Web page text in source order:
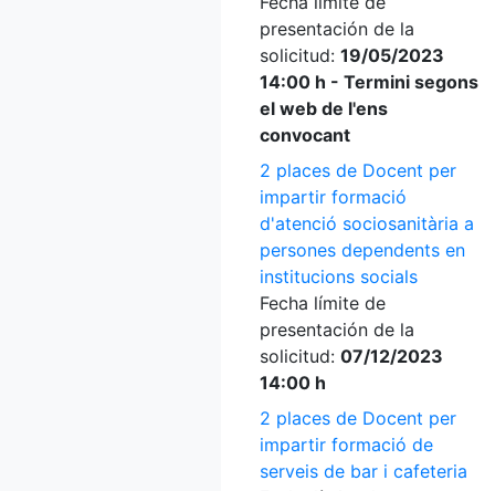
presentación de la
solicitud: 19/05/2023
14:00 h - Termini segons
el web de l'ens
convocant
2 places de Docent per
impartir formació
d'atenció sociosanitària a
persones dependents en
institucions socials
Fecha límite de
presentación de la
solicitud: 07/12/2023
14:00 h
2 places de Docent per
impartir formació de
serveis de bar i cafeteria